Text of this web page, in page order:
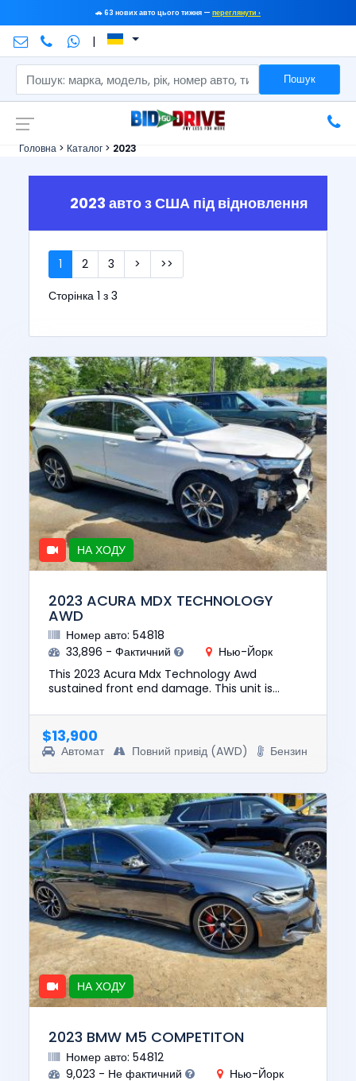
🚗 63 нових авто цього тижня — переглянути ›
|
Пошук
Головна > Каталог > 2023
2023 авто з США під відновлення
1 2 3 >
>>
Сторінка 1 з 3
НА ХОДУ
2023 ACURA MDX TECHNOLOGY
AWD
Номер авто: 54818
33,896 - Фактичний
Нью-Йорк
This 2023 Acura Mdx Technology Awd
sustained front end damage. This unit is
value of this vehicle was $40851...
$13,900
Автомат Повний привід (AWD) Бензин
НА ХОДУ
2023 BMW M5 COMPETITON
Номер авто: 54812
9,023 - Не фактичний
Нью-Йорк